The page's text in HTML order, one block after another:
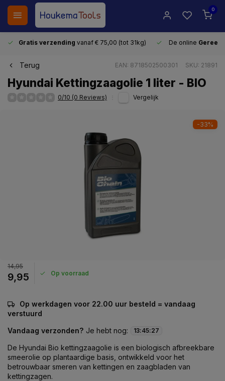
0
Gratis verzending vanaf € 75,00 (tot 31kg) De online
Terug EAN: 8718502500301 SKU: 21891
Hyundai Kettingzaagolie 1 liter - BIO
0/10 (0 Reviews) Vergelijk
-33%
14,95
9,95 Op voorraad
Op werkdagen voor 22.00 uur besteld = vandaag
verstuurd
Vandaag verzonden? Je hebt nog: 13:45:27
De Hyundai Bio kettingzaagolie is een biologisch afbreekbare
smeerolie op plantaardige basis, ontwikkeld voor het
betrouwbaar smeren van kettingen en zaagbladen van
kettingzagen.